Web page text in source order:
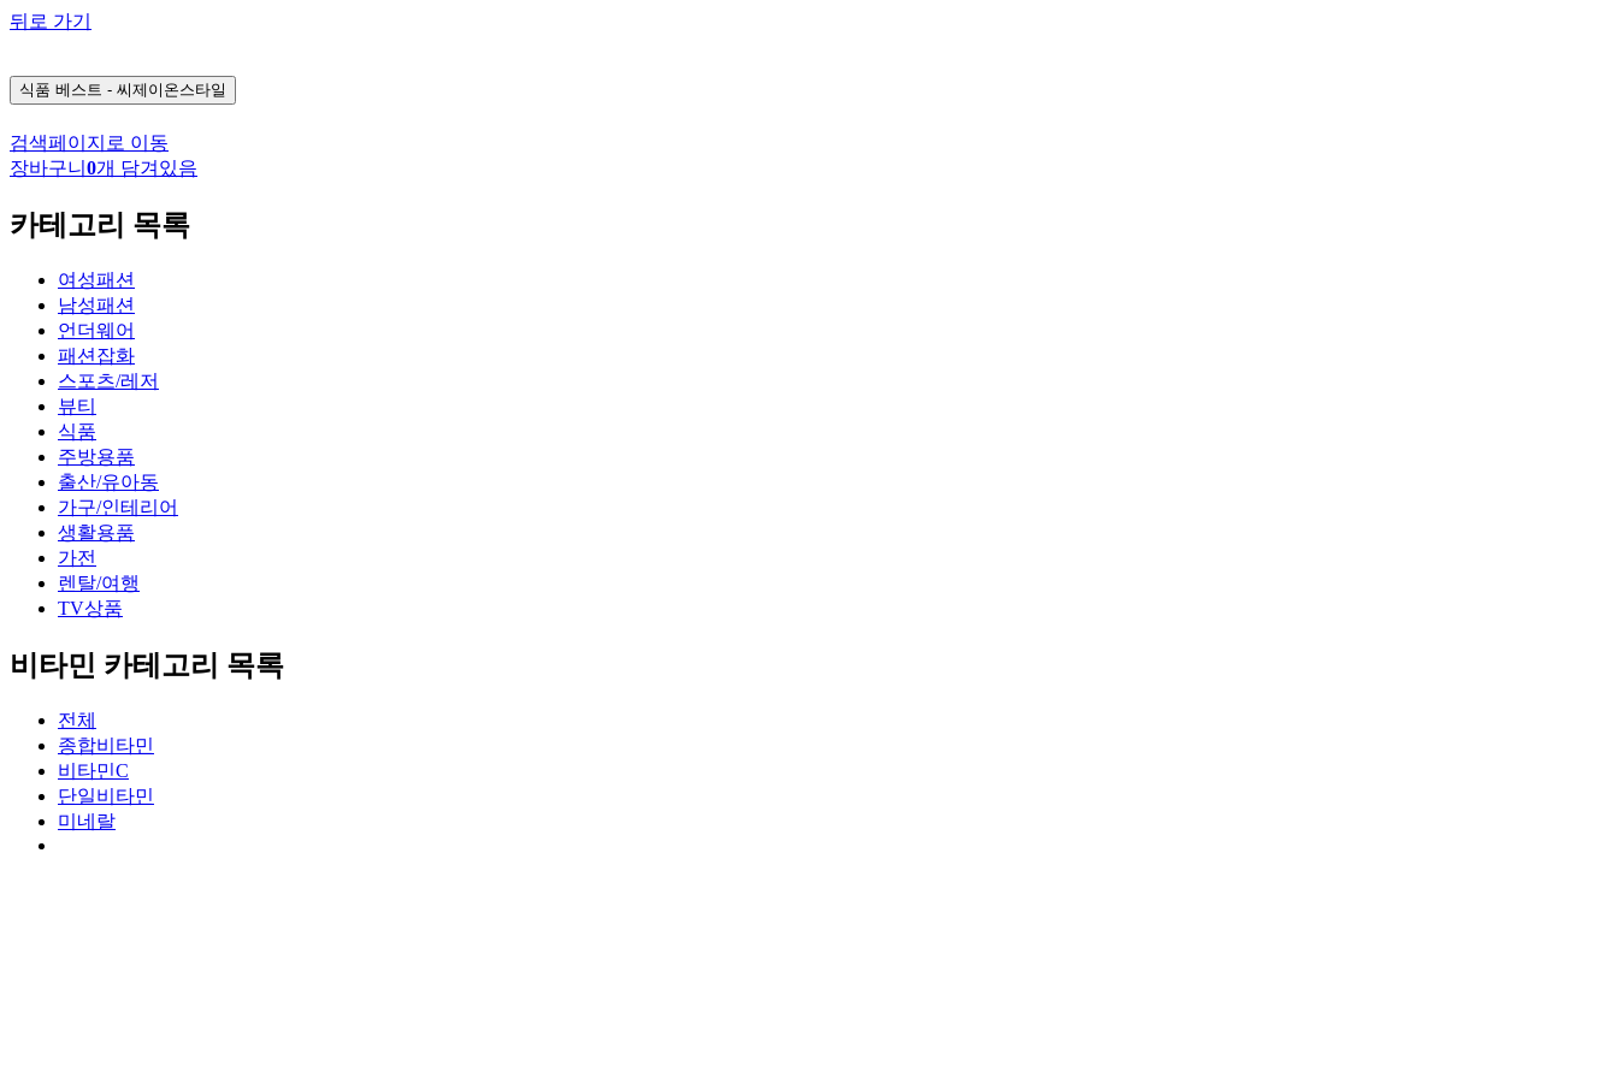
뒤로 가기
식품 베스트 - 씨제이온스타일
검색페이지로 이동
장바구니 0개 담겨있음
카테고리 목록
여성패션
남성패션
언더웨어
패션잡화
스포츠/레저
뷰티
식품
주방용품
출산/유아동
가구/인테리어
생활용품
가전
렌탈/여행
TV상품
비타민 카테고리 목록
전체
종합비타민
비타민C
단일비타민
미네랄